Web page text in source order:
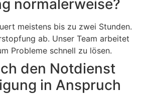
normalerweise?
meistens bis zu zwei Stunden.
ab. Unser Team arbeitet
Probleme schnell zu lösen.
den Notdienst
in Anspruch